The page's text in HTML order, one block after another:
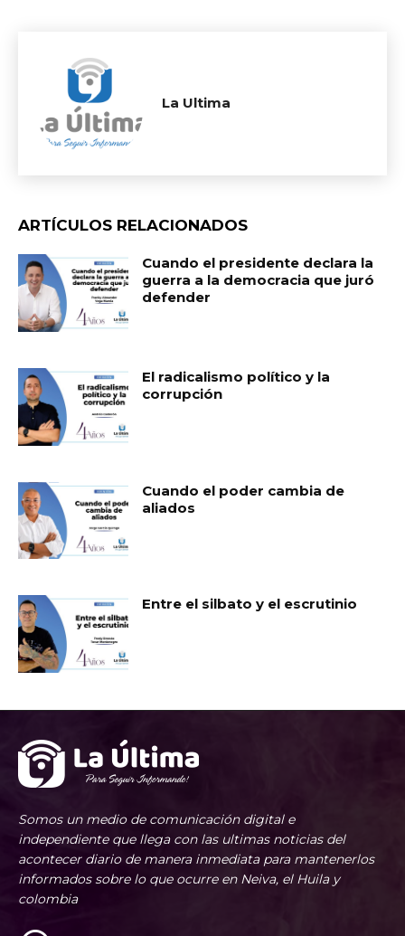
La Ultima
ARTÍCULOS RELACIONADOS
Cuando el presidente declara la
guerra a la democracia que juró
defender
El radicalismo político y la
corrupción
Cuando el poder cambia de
aliados
Entre el silbato y el escrutinio
Somos un medio de comunicación digital e
independiente que llega con las ultimas noticias del
acontecer diario de manera inmediata para mantenerlos
informados sobre lo que ocurre en Neiva, el Huila y
colombia